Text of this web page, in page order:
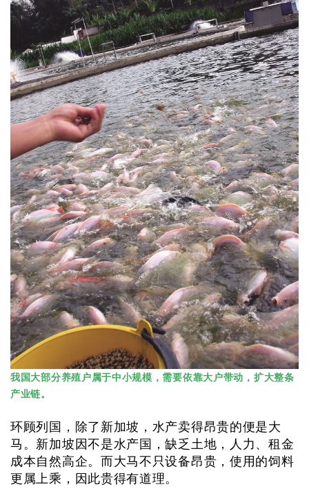
我国大部分养殖户属于中小规模，需要依靠大户带动，扩大整条
产业链。
环顾列国，除了新加坡，水产卖得昂贵的便是大
马。新加坡因不是水产国，缺乏土地，人力、租金
成本自然高企。而大马不只设备昂贵，使用的饲料
更属上乘，因此贵得有道理。